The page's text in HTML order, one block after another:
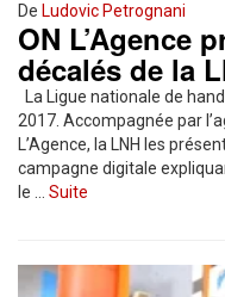
De Ludovic Petrognani
ON L’Agence
décalés de la
La Ligue nationale de
2017. Accompagnée par
L’Agence, la LNH les
campagne digitale
le … Suite